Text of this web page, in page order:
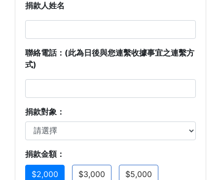
捐款人姓名
聯絡電話：(此為日後與您連繫收據事宜之連繫方
式)
捐款對象：
捐款金額：